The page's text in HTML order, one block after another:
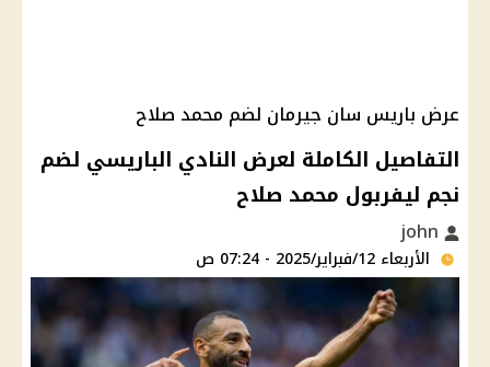
عرض باريس سان جيرمان لضم محمد صلاح
التفاصيل الكاملة لعرض النادي الباريسي لضم
نجم ليفربول محمد صلاح
الأربعاء 12/فبراير/2025 - 07:24 ص